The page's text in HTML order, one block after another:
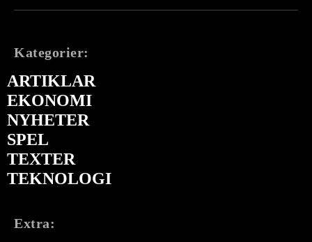
Kategorier:
ARTIKLAR
EKONOMI
NYHETER
SPEL
TEXTER
TEKNOLOGI
Extra: